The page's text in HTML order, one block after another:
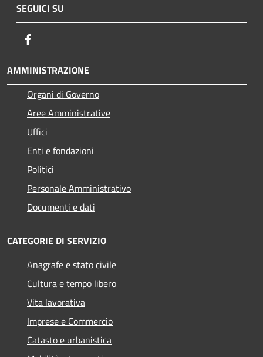
SEGUICI SU
AMMINISTRAZIONE
Organi di Governo
Aree Amministrative
Uffici
Enti e fondazioni
Politici
Personale Amministrativo
Documenti e dati
CATEGORIE DI SERVIZIO
Anagrafe e stato civile
Cultura e tempo libero
Vita lavorativa
Imprese e Commercio
Catasto e urbanistica